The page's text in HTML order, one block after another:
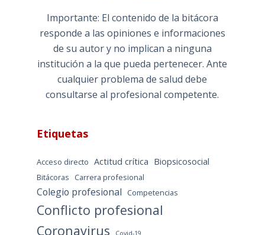
Importante: El contenido de la bitácora
responde a las opiniones e informaciones
de su autor y no implican a ninguna
institución a la que pueda pertenecer. Ante
cualquier problema de salud debe
consultarse al profesional competente.
Etiquetas
Acceso directo Actitud crítica Biopsicosocial
Bitácoras Carrera profesional
Colegio profesional Competencias
Conflicto profesional
Coronavirus